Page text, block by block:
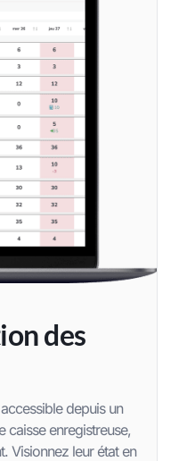
des
depuis un
caisse enregistreuse,
Visionnez leur état en